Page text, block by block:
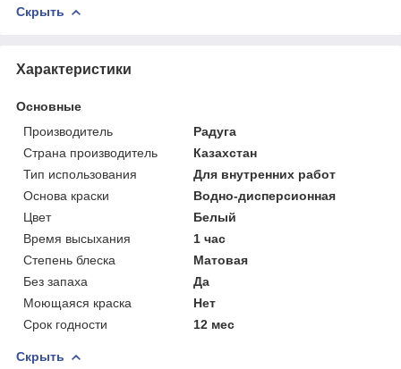
Скрыть
Характеристики
Основные
Производитель
Радуга
Страна производитель
Казахстан
Тип использования
Для внутренних работ
Основа краски
Водно-дисперсионная
Цвет
Белый
Время высыхания
1 час
Степень блеска
Матовая
Без запаха
Да
Моющаяся краска
Нет
Срок годности
12 мес
Скрыть